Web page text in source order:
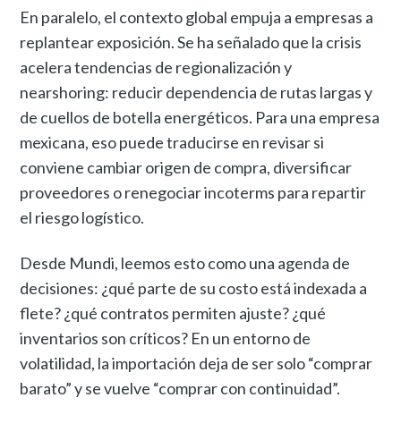
En paralelo, el contexto global empuja a empresas a
replantear exposición. Se ha señalado que la crisis
acelera tendencias de regionalización y
nearshoring: reducir dependencia de rutas largas y
de cuellos de botella energéticos. Para una empresa
mexicana, eso puede traducirse en revisar si
conviene cambiar origen de compra, diversificar
proveedores o renegociar incoterms para repartir
el riesgo logístico.
Desde Mundi, leemos esto como una agenda de
decisiones: ¿qué parte de su costo está indexada a
flete? ¿qué contratos permiten ajuste? ¿qué
inventarios son críticos? En un entorno de
volatilidad, la importación deja de ser solo “comprar
barato” y se vuelve “comprar con continuidad”.